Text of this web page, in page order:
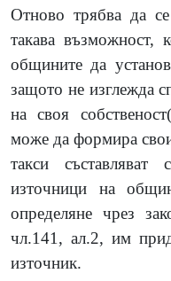
Отново трябва да
такава възможност,
общините да
защото не изглежда
на своя
може да формира
такси
източници на
определяне чрез
чл.141, ал.2, им
източник.